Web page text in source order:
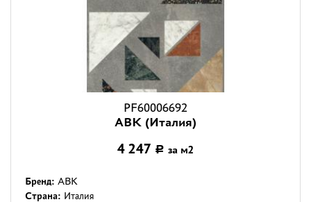
PF60006692
ABK (Италия)
4 247 Р за м2
Бренд: ABK
Страна: Италия